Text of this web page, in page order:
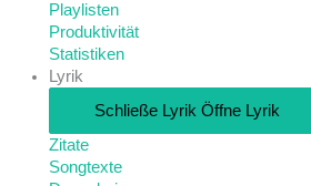
Playlisten
Produktivität
Statistiken
Lyrik
Schließe Lyrik Öffne Lyrik
Zitate
Songtexte